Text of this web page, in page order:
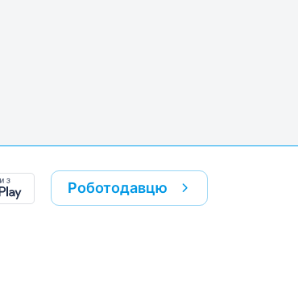
Роботодавцю